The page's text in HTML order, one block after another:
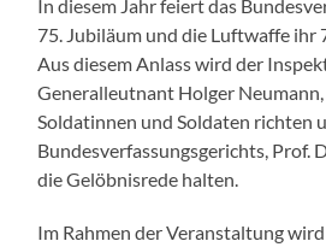
In diesem Jahr feiert das
75. Jubiläum und die Luftwaffe ihr
Aus diesem Anlass wird der
Generalleutnant Holger
Soldatinnen und Soldaten richten
Bundesverfassungsgerichts, Prof.
die Gelöbnisrede halten.
Im Rahmen der Veranstaltung